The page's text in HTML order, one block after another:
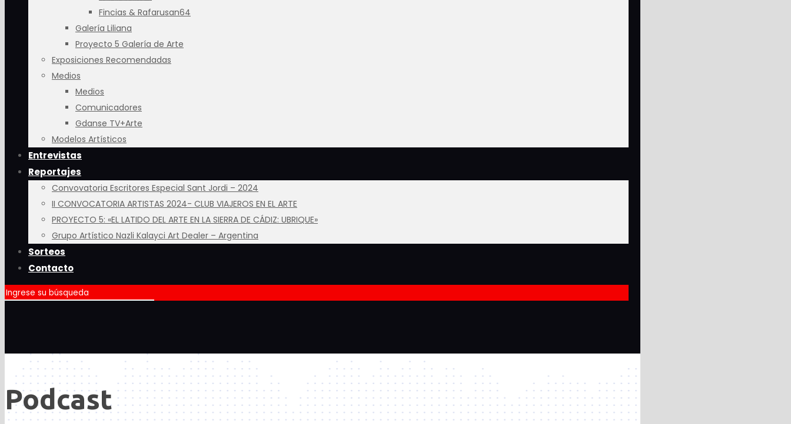
Fincias & Rafarusan64
Galería Liliana
Proyecto 5 Galería de Arte
Exposiciones Recomendadas
Medios
Medios
Comunicadores
Gdanse TV+Arte
Modelos Artísticos
Entrevistas
Reportajes
Convovatoria Escritores Especial Sant Jordi – 2024
II CONVOCATORIA ARTISTAS 2024- CLUB VIAJEROS EN EL ARTE
PROYECTO 5: «EL LATIDO DEL ARTE EN LA SIERRA DE CÁDIZ: UBRIQUE»
Grupo Artístico Nazli Kalayci Art Dealer – Argentina
Sorteos
Contacto
Podcast